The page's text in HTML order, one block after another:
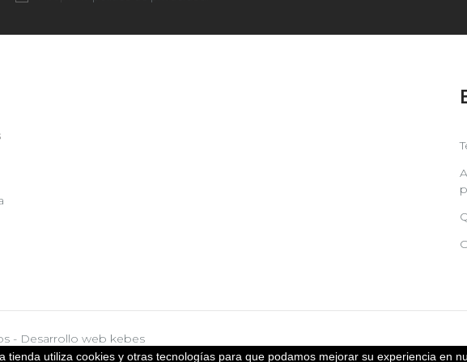
tienda utiliza cookies y otras tecnologías para que podamos mejorar su experiencia en
- Desarrollo web kebes